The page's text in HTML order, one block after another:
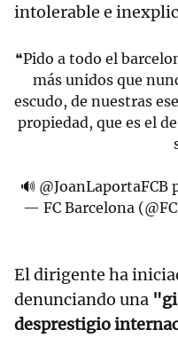
intolerable e
❝Pido a todo el
más unidos que
escudo, de nuestras
propiedad, que es el
🔊 @JoanLaportaFCB
— FC Barcelona
El dirigente ha
denunciando una
desprestigio